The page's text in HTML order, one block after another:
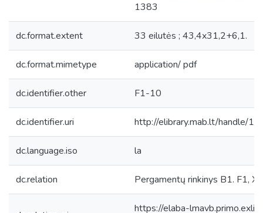
1383
dc.format.extent 33 eilutės ; 43,4x31,2+6,1.
dc.format.mimetype application/ pdf
dc.identifier.other F1-10
dc.identifier.uri http://elibrary.mab.lt/handle/1/
dc.language.iso la
dc.relation Pergamentų rinkinys B1. F1,
https://elaba-